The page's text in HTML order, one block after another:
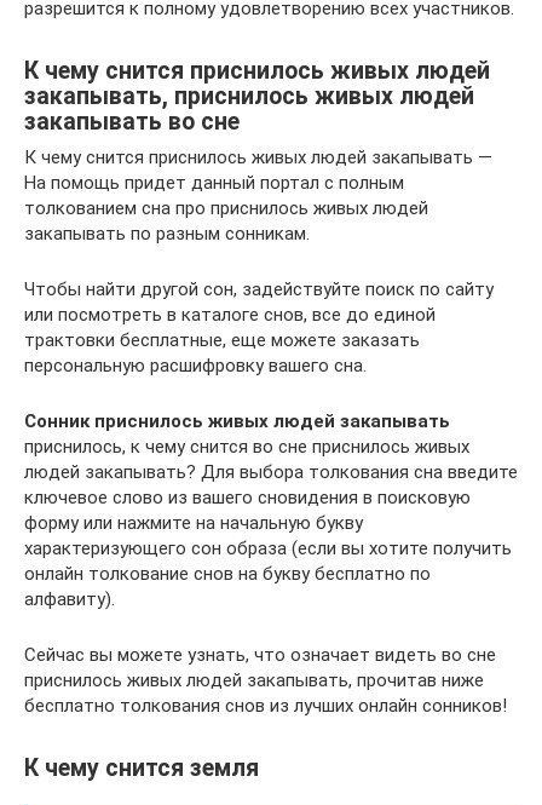
разрешится к полному удовлетворению всех участников.
К чему снится приснилось живых людей
закапывать, приснилось живых людей
закапывать во сне
К чему снится приснилось живых людей закапывать —
На помощь придет данный портал с полным
толкованием сна про приснилось живых людей
закапывать по разным сонникам.
Чтобы найти другой сон, задействуйте поиск по сайту
или посмотреть в каталоге снов, все до единой
трактовки бесплатные, еще можете заказать
персональную расшифровку вашего сна.
Сонник приснилось живых людей закапывать
приснилось, к чему снится во сне приснилось живых
людей закапывать? Для выбора толкования сна введите
ключевое слово из вашего сновидения в поисковую
форму или нажмите на начальную букву
характеризующего сон образа (если вы хотите получить
онлайн толкование снов на букву бесплатно по
алфавиту).
Сейчас вы можете узнать, что означает видеть во сне
приснилось живых людей закапывать, прочитав ниже
бесплатно толкования снов из лучших онлайн сонников!
К чему снится земля